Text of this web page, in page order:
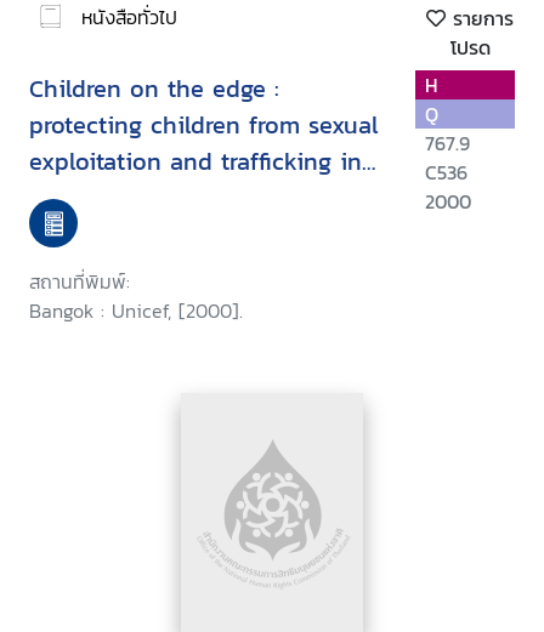
หนังสือทั่วไป
รายการ
โปรด
Children on the edge :
protecting children from sexual
exploitation and trafficking in
East Asia and the Pacific
สถานที่พิมพ์:
Bangok : Unicef, [2000].
H
Q
767.9
C536
2000